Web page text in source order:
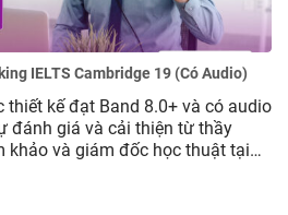
IELTS Cambridge 19 (Có Audio)
thiết kế đạt Band 8.0+ và có audio
đánh giá và cải thiện từ thầy
khảo và giám đốc học thuật tại
quả: Đọc câu hỏi và tự suy nghĩ